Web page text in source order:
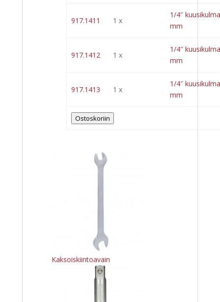
917.1411 1 x
1/4″
mm
917.1412 1 x
1/4″
mm
917.1413 1 x
1/4″
mm
Ostoskoriin
Kaksoiskiintoavain